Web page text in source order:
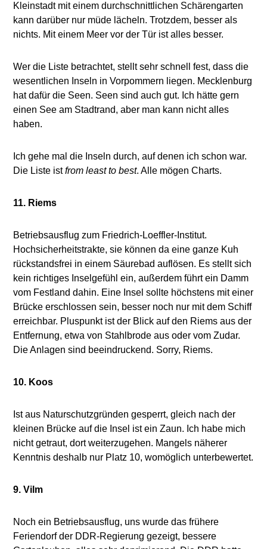
Kleinstadt mit einem durchschnittlichen Schärengarten
kann darüber nur müde lächeln. Trotzdem, besser als
nichts. Mit einem Meer vor der Tür ist alles besser.
Wer die Liste betrachtet, stellt sehr schnell fest, dass die
wesentlichen Inseln in Vorpommern liegen. Mecklenburg
hat dafür die Seen. Seen sind auch gut. Ich hätte gern
einen See am Stadtrand, aber man kann nicht alles
haben.
Ich gehe mal die Inseln durch, auf denen ich schon war.
Die Liste istfrom least to best. Alle mögen Charts.
11. Riems
Betriebsausflug zum Friedrich-Loeffler-Institut.
Hochsicherheitstrakte, sie können da eine ganze Kuh
rückstandsfrei in einem Säurebad auflösen. Es stellt sich
kein richtiges Inselgefühl ein, außerdem führt ein Damm
vom Festland dahin. Eine Insel sollte höchstens mit einer
Brücke erschlossen sein, besser noch nur mit dem Schiff
erreichbar. Pluspunkt ist der Blick auf den Riems aus der
Entfernung, etwa von Stahlbrode aus oder vom Zudar.
Die Anlagen sind beeindruckend. Sorry, Riems.
10. Koos
Ist aus Naturschutzgründen gesperrt, gleich nach der
kleinen Brücke auf die Insel ist ein Zaun. Ich habe mich
nicht getraut, dort weiterzugehen. Mangels näherer
Kenntnis deshalb nur Platz 10, womöglich unterbewertet.
9. Vilm
Noch ein Betriebsausflug, uns wurde das frühere
Feriendorf der DDR-Regierung gezeigt, bessere